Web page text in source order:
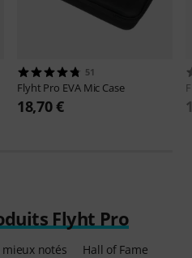
51
Flyht Pro EVA Mic Case
18,70 €
Flyht Pro
mieux notés Hall of Fame